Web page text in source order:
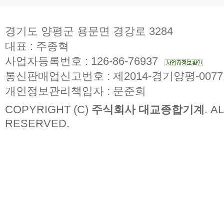
경기도 양평군 용문면 경강로 3284
대표 : 주종혁
사업자등록번호 : 126-86-76937
통신판매업신고번호 : 제2014-경기양평-
개인정보관리책임자 : 문준희
COPYRIGHT (C) 주식회사 대교종합기계 .
RESERVED.